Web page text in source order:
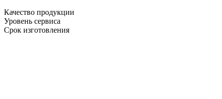
Качество продукции
Уровень сервиса
Срок изготовления